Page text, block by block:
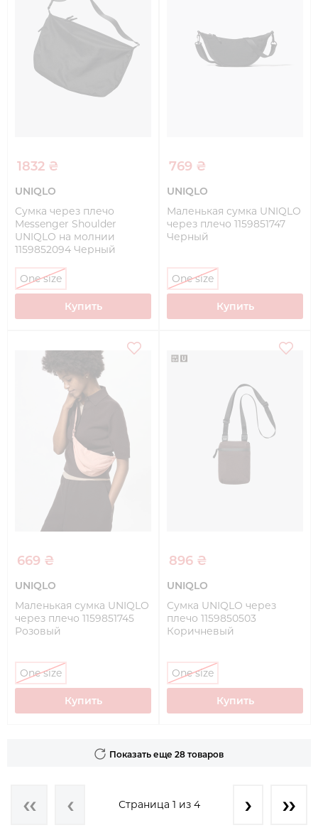
1832 ₴
UNIQLO
Сумка через плечо
Messenger Shoulder
UNIQLO на молнии
1159852094 Черный
One size
Купить
769 ₴
UNIQLO
Маленькая сумка UNIQLO
через плечо 1159851747
Черный
One size
Купить
669 ₴
UNIQLO
Маленькая сумка UNIQLO
через плечо 1159851745
Розовый
One size
Купить
896 ₴
UNIQLO
Сумка UNIQLO через
плечо 1159850503
Коричневый
One size
Купить
Показать еще 28 товаров
Страница 1 из 4